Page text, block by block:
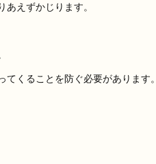
あえずかじります。
くることを防ぐ必要があります。